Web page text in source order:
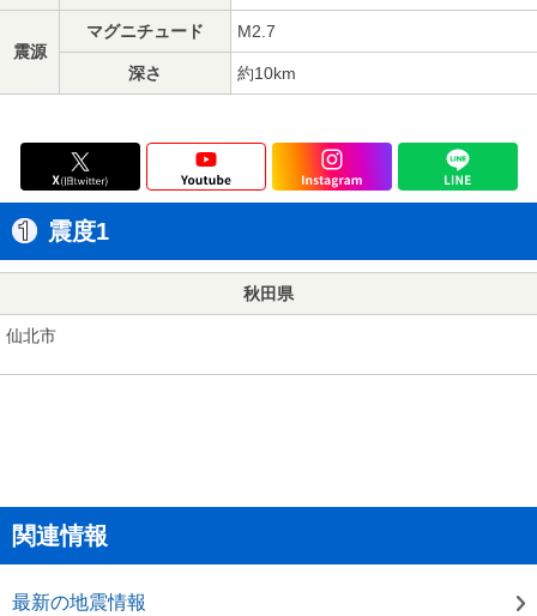
震源
マグニチュード M2.7
深さ 約10km
震度1
秋田県
仙北市
関連情報
最新の地震情報